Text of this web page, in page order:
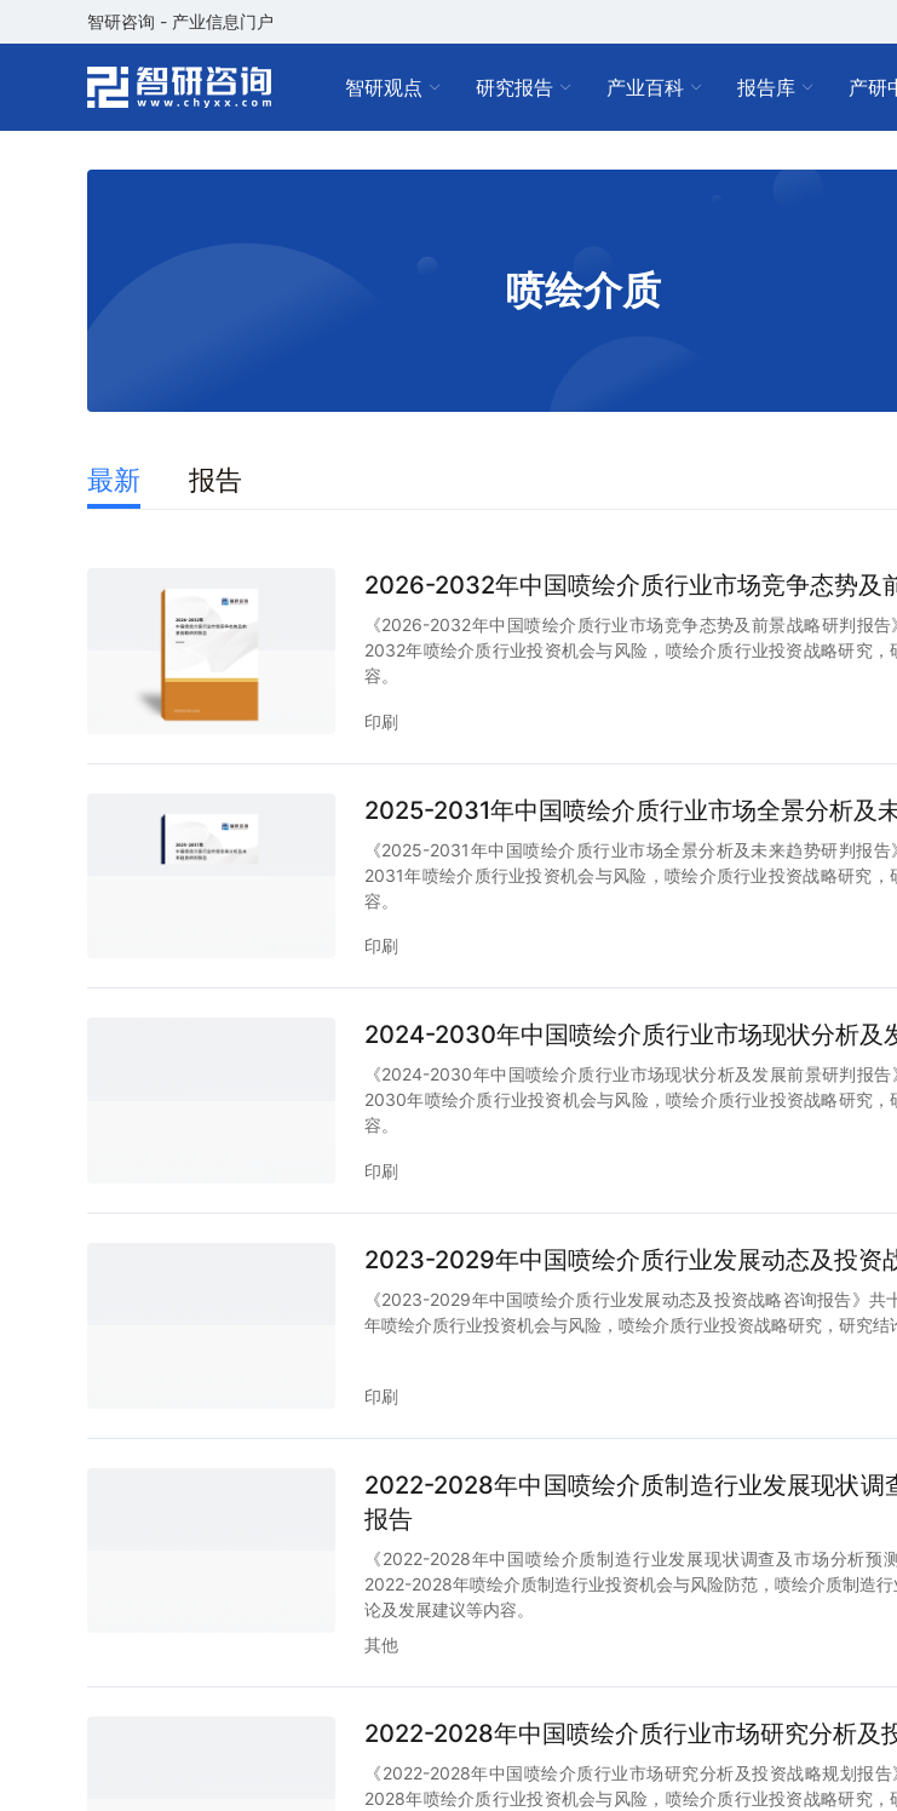
智研咨询 - 产业信息门户
智研观点 研究报告 产业百科 报告库 产研
喷绘介质
最新 报告
2026-2032年中国喷绘介质行业市场竞争态势及
《2026-2032年中国喷绘介质行业市场竞争态势及前景战略研判报
2032年喷绘介质行业投资机会与风险，喷绘介质行业投资战略研究，
容。
印刷
2025-2031年中国喷绘介质行业市场全景分析及
《2025-2031年中国喷绘介质行业市场全景分析及未来趋势研判报
2031年喷绘介质行业投资机会与风险，喷绘介质行业投资战略研究，
容。
印刷
2024-2030年中国喷绘介质行业市场现状分析及
《2024-2030年中国喷绘介质行业市场现状分析及发展前景研判报
2030年喷绘介质行业投资机会与风险，喷绘介质行业投资战略研究，
容。
印刷
2023-2029年中国喷绘介质行业发展动态及投资
《2023-2029年中国喷绘介质行业发展动态及投资战略咨询报告》
年喷绘介质行业投资机会与风险，喷绘介质行业投资战略研究，研究结
印刷
2022-2028年中国喷绘介质制造行业发展现状调
报告
《2022-2028年中国喷绘介质制造行业发展现状调查及市场分析预
2022-2028年喷绘介质制造行业投资机会与风险防范，喷绘介质制造
论及发展建议等内容。
其他
2022-2028年中国喷绘介质行业市场研究分析及
《2022-2028年中国喷绘介质行业市场研究分析及投资战略规划报
2028年喷绘介质行业投资机会与风险，喷绘介质行业投资战略研究，